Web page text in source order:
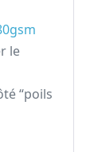
le
“poils